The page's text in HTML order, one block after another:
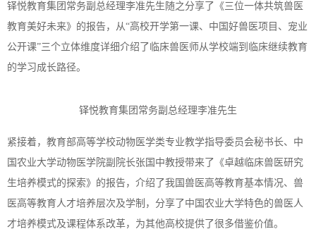
铎悦教育集团常务副总经理李准先生随之分享了《三位一体共筑兽医
教育美好未来》的报告，从“高校开学第一课、中国好兽医项目、宠业
公开课”三个立体维度详细介绍了临床兽医师从学校端到临床继续教育
的学习成长路径。
铎悦教育集团常务副总经理李准先生
紧接着，教育部高等学校动物医学类专业教学指导委员会秘书长、中
国农业大学动物医学院副院长张国中教授带来了《卓越临床兽医研究
生培养模式的探索》的报告，介绍了我国兽医高等教育基本情况、兽
医高等教育人才培养层次及学制，分享了中国农业大学特色的兽医人
才培养模式及课程体系改革，为其他高校提供了很多借鉴价值。